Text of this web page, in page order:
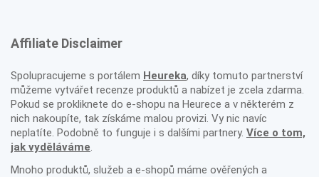
Affiliate Disclaimer
Spolupracujeme s portálem Heureka, díky tomuto partnerství
můžeme vytvářet recenze produktů a nabízet je zcela zdarma.
Pokud se prokliknete do e-shopu na Heurece a v některém z
nich nakoupíte, tak získáme malou provizi. Vy nic navíc
neplatíte. Podobně to funguje i s dalšími partnery. Více o tom,
jak vyděláváme.
Mnoho produktů, služeb a e-shopů máme ověřených a